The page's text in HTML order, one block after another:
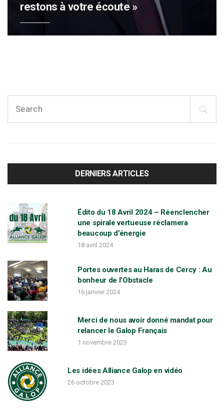
restons à votre écoute »
a
DERNIERS ARTICLES
Édito du 18 Avril 2024 – Réenclencher
une spirale vertueuse réclamera
beaucoup d’énergie
18 avril 2024
Portes ouvertes au Haras de Cercy : Au
bonheur de l’Obstacle
16 janvier 2024
Merci de nous avoir donné mandat pour
relancer le Galop Français
1 novembre 2023
Les idées Alliance Galop en vidéo
26 octobre 2023